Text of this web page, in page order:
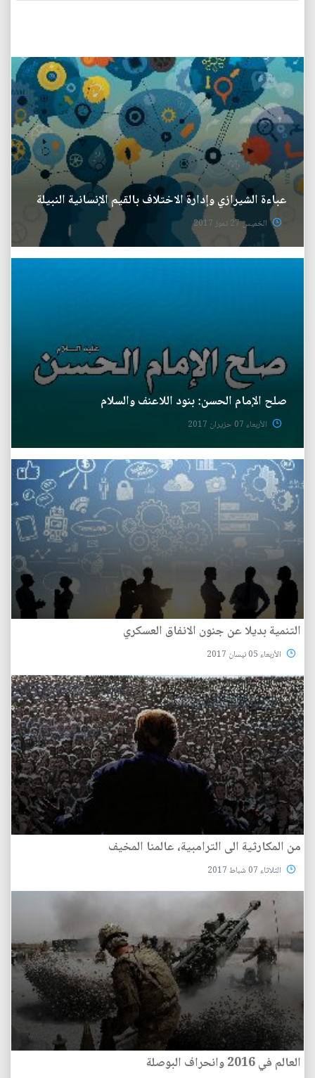
عباءة الشيرازي وإدارة الاختلاف بالقيم الإنسانية النبيلة
الخميس 27 تموز 2017
صلح الإمام الحسن: بنود اللاعنف والسلام
الأربعاء 07 حزيران 2017
التنمية بديلا عن جنون الانفاق العسكري
الأربعاء 05 نيسان 2017
من المكارثية الى الترامبية، عالمنا المخيف
الثلاثاء 07 شباط 2017
العالم في 2016 وانحراف البوصلة